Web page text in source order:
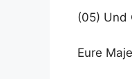
(05) Und
Eure